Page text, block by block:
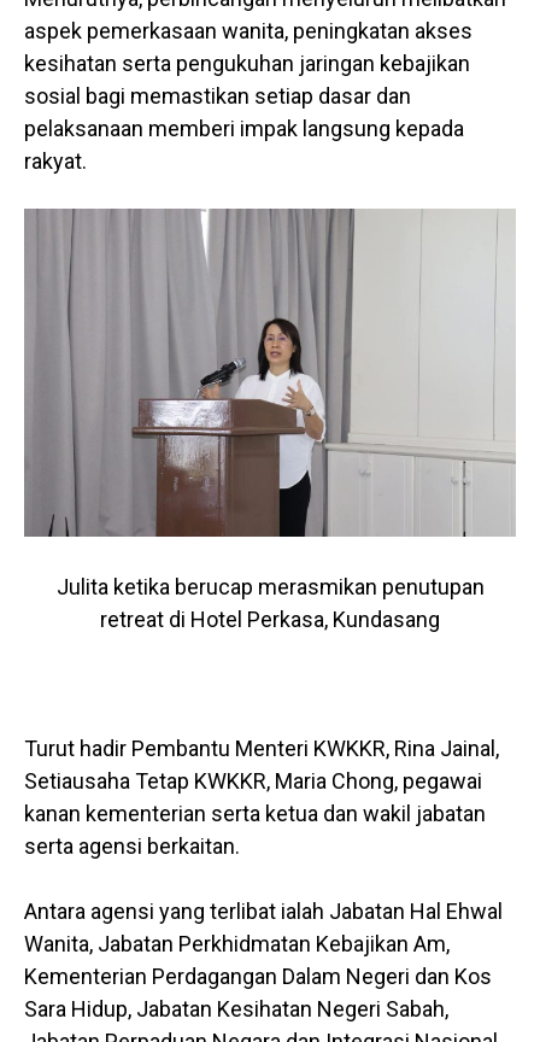
aspek pemerkasaan wanita, peningkatan akses
kesihatan serta pengukuhan jaringan kebajikan
sosial bagi memastikan setiap dasar dan
pelaksanaan memberi impak langsung kepada
rakyat.
Julita ketika berucap merasmikan penutupan
retreat di Hotel Perkasa, Kundasang
Turut hadir Pembantu Menteri KWKKR, Rina Jainal,
Setiausaha Tetap KWKKR, Maria Chong, pegawai
kanan kementerian serta ketua dan wakil jabatan
serta agensi berkaitan.
Antara agensi yang terlibat ialah Jabatan Hal Ehwal
Wanita, Jabatan Perkhidmatan Kebajikan Am,
Kementerian Perdagangan Dalam Negeri dan Kos
Sara Hidup, Jabatan Kesihatan Negeri Sabah,